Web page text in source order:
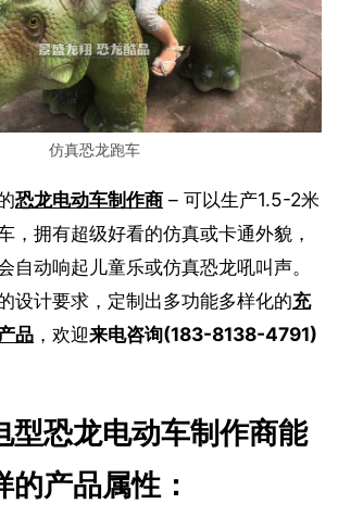
仿真恐龙跑车
恐龙电动车制作商 – 可以生产1.5-2米
，拥有超级好看的仿真或卡通外貌，
自动响起儿童乐或仿真恐龙吼叫声。
设计要求，定制出多功能多样化的充
品 ，欢迎来电咨询(183-8138-4791)
型恐龙电动车制作商能
产品属性：